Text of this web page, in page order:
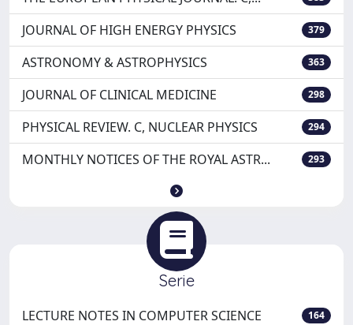
JOURNAL OF HIGH ENERGY PHYSICS 379
ASTRONOMY & ASTROPHYSICS 363
JOURNAL OF CLINICAL MEDICINE 298
PHYSICAL REVIEW. C, NUCLEAR PHYSICS 294
MONTHLY NOTICES OF THE ROYAL ASTR... 293
Serie
LECTURE NOTES IN COMPUTER SCIENCE 164